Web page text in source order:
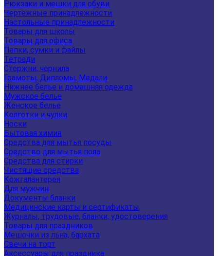
Рюкзаки и мешки для обуви
Чертежные принадлежности
Настольные принадлежности
Товары для школы
Товары для офиса
Папки, сумки и файлы
Тетради
Стержни, чернила
Грамоты, Дипломы, Медали
Нижнее белье и домашняя одежда
Мужское белье
Женское белье
Колготки и чулки
Носки
Бытовая химия
Средства для мытья посуды
Средство для мытья пола
Средства для стирки
Чистящие средства
Кожгалантерея
Для мужчин
Документы бланки
Медицинские карты и сертификаты
Журналы, трудовые, бланки, удостоверения
Товары для праздников
Мешочки из льна, бархата
Свечи на торт
Аксессуары для праздника